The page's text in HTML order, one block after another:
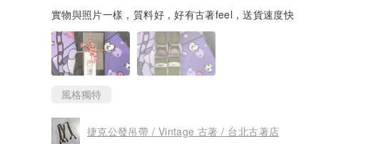
實物與照片一樣，質料好，好有古著feel，送貨速度快
風格獨特
捷克公發吊帶 / Vintage 古著 / 台北古著店